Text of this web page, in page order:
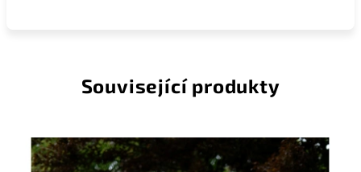
Související produkty